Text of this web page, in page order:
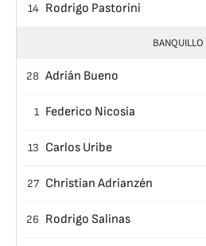
14 Rodrigo Pastorini
BANQUILLO
28 Adrián Bueno
1 Federico Nicosia
13 Carlos Uribe
27 Christian Adrianzén
26 Rodrigo Salinas